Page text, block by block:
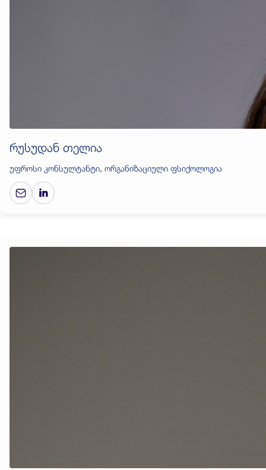
რუსუდან თელია
უფროსი კონსულტანტი, ორგანიზაციული ფსიქოლოგია